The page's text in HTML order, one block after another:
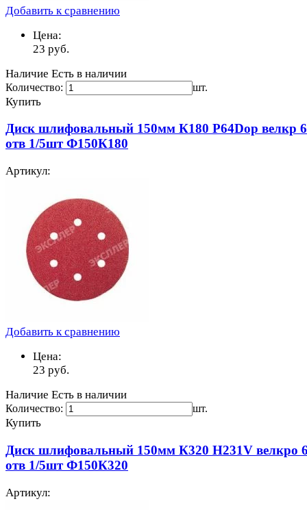
Добавить к сравнению
Цена:
23 руб.
Наличие Есть в наличии
Количество: шт.
Купить
Диск шлифовальный 150мм К180 Р64Dop велкр 6
отв 1/5шт Ф150К180
Артикул:
Добавить к сравнению
Цена:
23 руб.
Наличие Есть в наличии
Количество: шт.
Купить
Диск шлифовальный 150мм К320 H231V велкро
отв 1/5шт Ф150К320
Артикул: